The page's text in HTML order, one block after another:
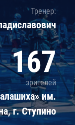
Тренер:
167
зрителей
им.
г. Ступино